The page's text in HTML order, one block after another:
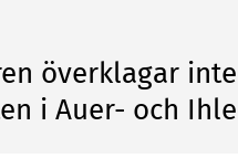
överklagar
i Auer- och